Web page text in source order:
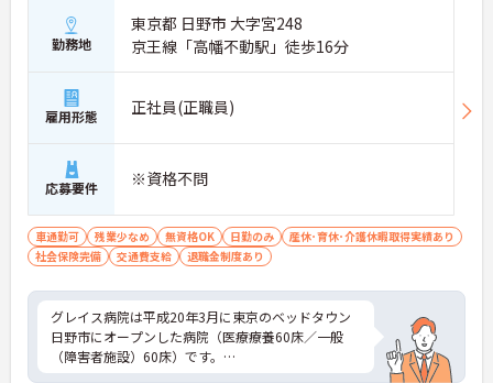
勤務地
東京都 日野市 大字宮248
京王線「高幡不動駅」徒歩16分
雇用形態 正社員(正職員)
応募要件 ※資格不問
車通勤可 残業少なめ 無資格OK 日勤のみ
産休･育休･介護休暇取得実績あり
社会保険完備
交通費支給 退職金制度あり
グレイス病院は平成20年3月に東京のベッドタウン
日野市にオープンした病院（医療療養60床／一般
（障害者施設）60床）です。